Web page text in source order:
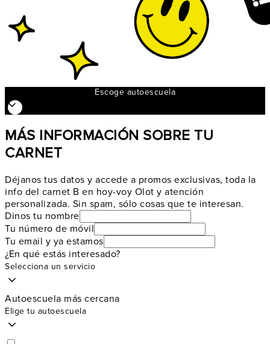
Escoge autoescuela
MÁS INFORMACIÓN SOBRE TU
CARNET
Déjanos tus datos y accede a promos exclusivas, toda la
info del carnet B en hoy-voy Olot y atención
personalizada. Sin spam, sólo cosas que te interesan.
Dinos tu nombre
Tu número de móvil
Tu email y ya estamos
¿En qué estás interesado?
Selecciona un servicio
Autoescuela más cercana
Elige tu autoescuela